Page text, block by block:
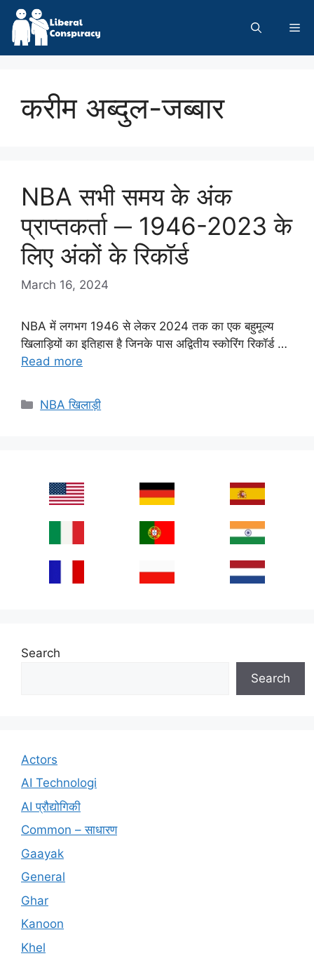
Skip
content
करीम अब्दुल-जब्बार
NBA सभी समय के अंक
प्राप्तकर्ता ─ 1946-2023 के
लिए अंकों के रिकॉर्ड
March 16, 2024
NBA में लगभग 1946 से लेकर 2024 तक का एक बहुमूल्य
खिलाड़ियों का इतिहास है जिनके पास अद्वितीय स्कोरिंग रिकॉर्ड …
Read more
Categories
NBA खिलाड़ी
Search
Search
Actors
AI Technologi
AI प्रौद्योगिकी
Common – साधारण
Gaayak
General
Ghar
Kanoon
Khel